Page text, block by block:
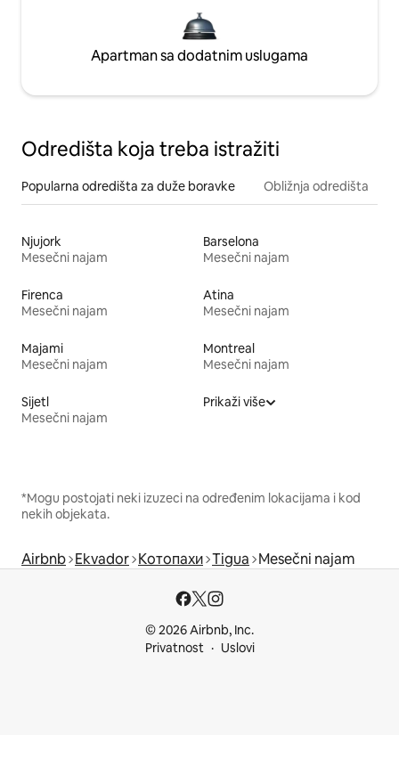
Apartman sa dodatnim uslugama
Odredišta koja treba istražiti
Popularna odredišta za duže boravke Obližnja odredišta
Njujork
Mesečni najam
Barselona
Mesečni najam
Firenca
Mesečni najam
Atina
Mesečni najam
Majami
Mesečni najam
Montreal
Mesečni najam
Sijetl
Mesečni najam
Prikaži više
*Mogu postojati neki izuzeci na određenim lokacijama i kod
nekih objekata.
Airbnb Ekvador Котопахи Tigua Mesečni najam
© 2026 Airbnb, Inc.
Privatnost
Uslovi